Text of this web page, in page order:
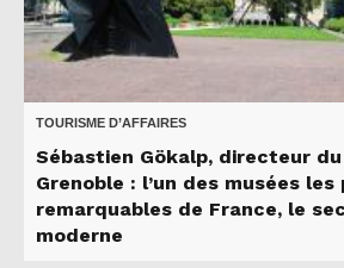
TOURISME D’AFFAIRES
Sébastien Gökalp, directeur
Grenoble : l’un des musées les
remarquables de France, le
moderne